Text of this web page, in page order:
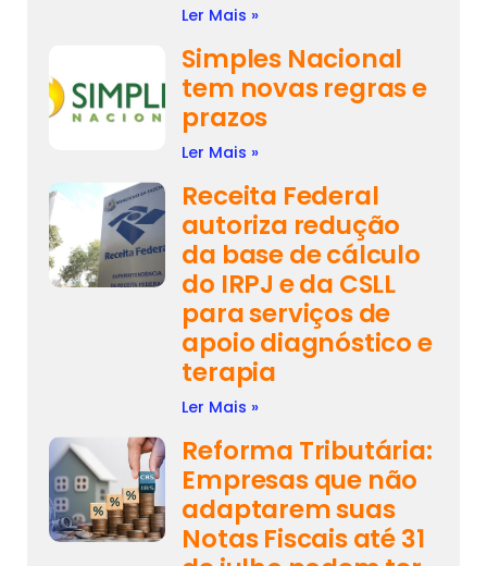
Ler Mais »
Simples Nacional
tem novas regras e
prazos
Ler Mais »
Receita Federal
autoriza redução
da base de cálculo
do IRPJ e da CSLL
para serviços de
apoio diagnóstico e
terapia
Ler Mais »
Reforma Tributária:
Empresas que não
adaptarem suas
Notas Fiscais até 31